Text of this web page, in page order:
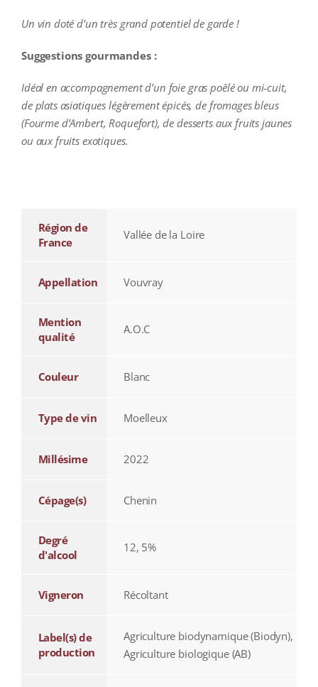
Un vin doté d’un très grand potentiel de garde !
Suggestions gourmandes :
Idéal en accompagnement d’un foie gras poêlé ou mi‑cuit,
de plats asiatiques légèrement épicés, de fromages bleus
(Fourme d’Ambert, Roquefort), de desserts aux fruits jaunes
ou aux fruits exotiques.
Région de
France
Vallée de la Loire
Appellation Vouvray
Mention
qualité
A.O.C
Couleur Blanc
Type de vin Moelleux
Millésime 2022
Cépage(s) Chenin
Degré
d'alcool
12, 5%
Vigneron Récoltant
Label(s) de
production
Agriculture biodynamique (Biodyn),
Agriculture biologique (AB)